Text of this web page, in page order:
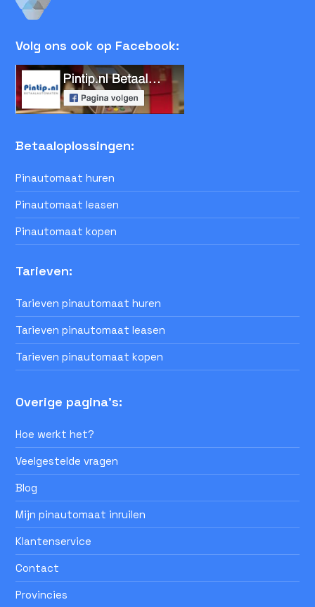
Volg ons ook op Facebook:
Betaaloplossingen:
Pinautomaat huren
Pinautomaat leasen
Pinautomaat kopen
Tarieven:
Tarieven pinautomaat huren
Tarieven pinautomaat leasen
Tarieven pinautomaat kopen
Overige pagina's:
Hoe werkt het?
Veelgestelde vragen
Blog
Mijn pinautomaat inruilen
Klantenservice
Contact
Provincies